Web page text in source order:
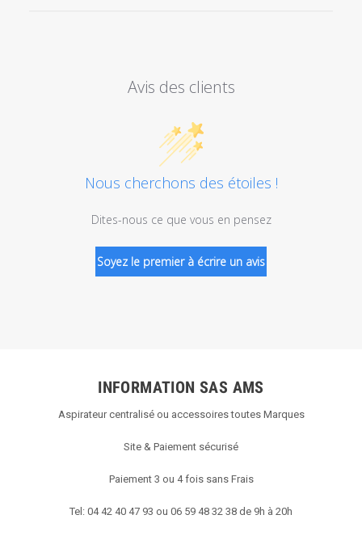
Avis des clients
Nous cherchons des étoiles !
Dites-nous ce que vous en pensez
Soyez le premier à écrire un avis
INFORMATION SAS AMS
Aspirateur centralisé ou accessoires toutes Marques
Site & Paiement sécurisé
Paiement 3 ou 4 fois sans Frais
Tel: 04 42 40 47 93 ou 06 59 48 32 38 de 9h à 20h